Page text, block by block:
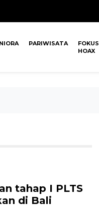
PARIWISATA
FOKUS
HOAX
tahap I PLTS
di Bali